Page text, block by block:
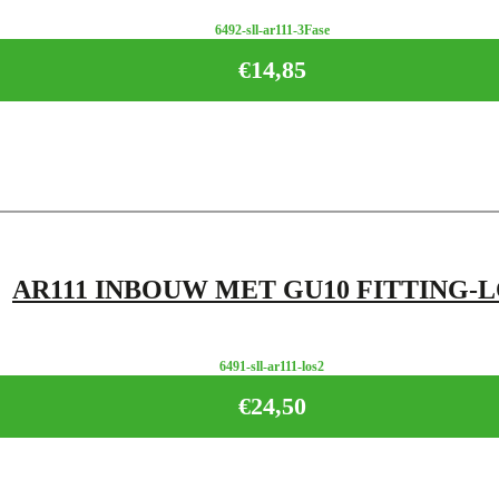
6492-sll-ar111-3Fase
€14,85
AR111 INBOUW MET GU10 FITTING-
6491-sll-ar111-los2
€24,50